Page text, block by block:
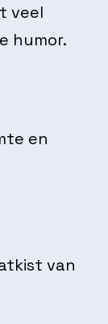
veel
humor.
en
van